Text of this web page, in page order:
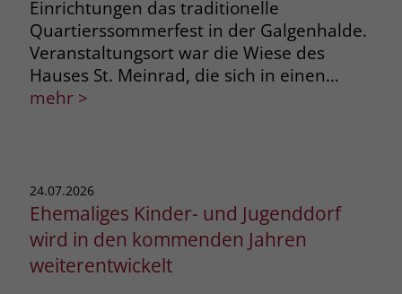
Einrichtungen das traditionelle
Quartierssommerfest in der Galgenhalde.
Veranstaltungsort war die Wiese des
Hauses St. Meinrad, die sich in einen…
mehr >
24.07.2026
Ehemaliges Kinder- und Jugenddorf
wird in den kommenden Jahren
weiterentwickelt